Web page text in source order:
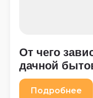
От чего
дачной
Подробнее